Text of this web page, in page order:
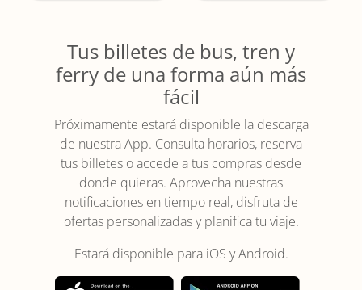
Tus billetes de bus, tren y
ferry de una forma aún más
fácil
Próximamente estará disponible la descarga
de nuestra App. Consulta horarios, reserva
tus billetes o accede a tus compras desde
donde quieras. Aprovecha nuestras
notificaciones en tiempo real, disfruta de
ofertas personalizadas y planifica tu viaje.
Estará disponible para iOS y Android.